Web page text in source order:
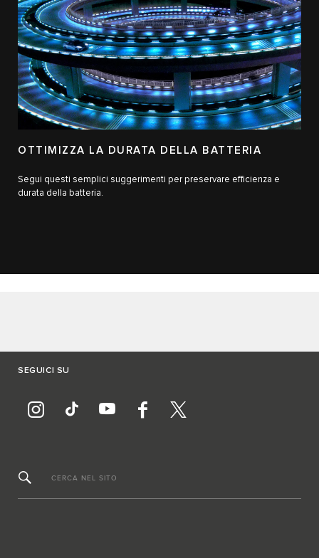
OTTIMIZZA LA DURATA DELLA BATTERIA
Segui questi semplici suggerimenti per preservare efficienza e
durata della batteria.
SEGUICI SU
CERCA NEL SITO